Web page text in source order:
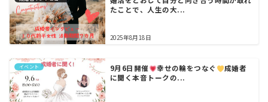
たことで、人生の大...
2025年8月18日
イベント 9月6日開催 幸せの輪をつなぐ
成婚者
に聞く本音トークの...